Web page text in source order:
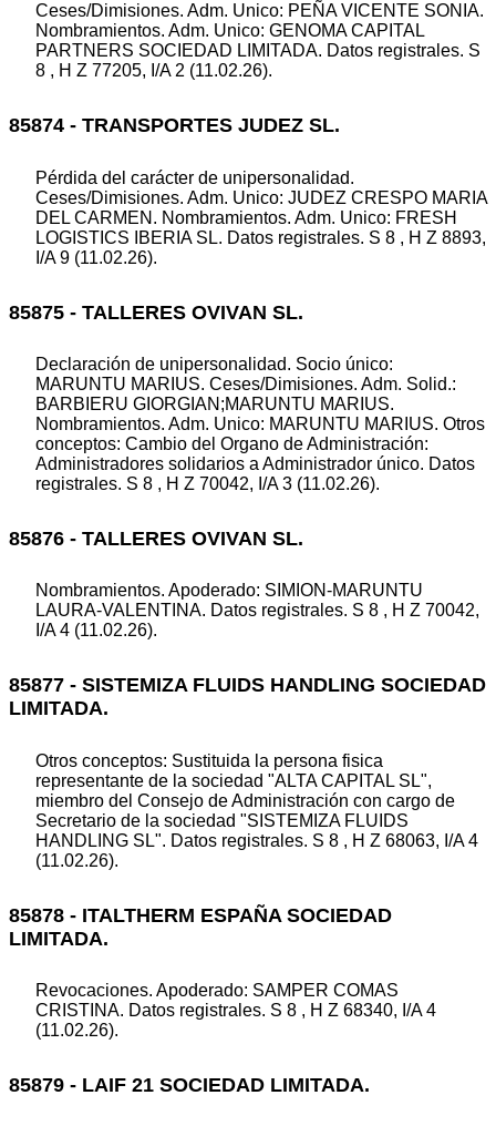
Ceses/Dimisiones. Adm. Unico: PEÑA VICENTE SONIA.
Nombramientos. Adm. Unico: GENOMA CAPITAL
PARTNERS SOCIEDAD LIMITADA. Datos registrales. S
8 , H Z 77205, I/A 2 (11.02.26).
85874 - TRANSPORTES JUDEZ SL.
Pérdida del carácter de unipersonalidad.
Ceses/Dimisiones. Adm. Unico: JUDEZ CRESPO MARIA
DEL CARMEN. Nombramientos. Adm. Unico: FRESH
LOGISTICS IBERIA SL. Datos registrales. S 8 , H Z 8893,
I/A 9 (11.02.26).
85875 - TALLERES OVIVAN SL.
Declaración de unipersonalidad. Socio único:
MARUNTU MARIUS. Ceses/Dimisiones. Adm. Solid.:
BARBIERU GIORGIAN;MARUNTU MARIUS.
Nombramientos. Adm. Unico: MARUNTU MARIUS. Otros
conceptos: Cambio del Organo de Administración:
Administradores solidarios a Administrador único. Datos
registrales. S 8 , H Z 70042, I/A 3 (11.02.26).
85876 - TALLERES OVIVAN SL.
Nombramientos. Apoderado: SIMION-MARUNTU
LAURA-VALENTINA. Datos registrales. S 8 , H Z 70042,
I/A 4 (11.02.26).
85877 - SISTEMIZA FLUIDS HANDLING SOCIEDAD
LIMITADA.
Otros conceptos: Sustituida la persona fisica
representante de la sociedad "ALTA CAPITAL SL",
miembro del Consejo de Administración con cargo de
Secretario de la sociedad "SISTEMIZA FLUIDS
HANDLING SL". Datos registrales. S 8 , H Z 68063, I/A 4
(11.02.26).
85878 - ITALTHERM ESPAÑA SOCIEDAD
LIMITADA.
Revocaciones. Apoderado: SAMPER COMAS
CRISTINA. Datos registrales. S 8 , H Z 68340, I/A 4
(11.02.26).
85879 - LAIF 21 SOCIEDAD LIMITADA.